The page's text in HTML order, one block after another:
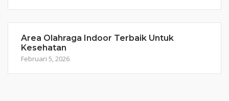
Area Olahraga Indoor Terbaik Untuk
Kesehatan
Februari 5, 2026